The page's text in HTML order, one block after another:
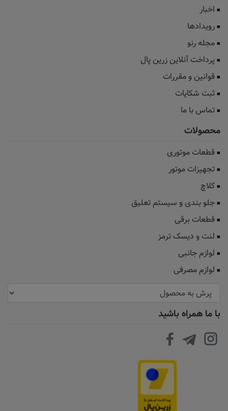
اخبار
رویدادها
مجله رنو
پرداخت آنلاین زرین پال
قوانین و مقررات
ثبت شکایات
تماس با ما
محصولات
قطعات موتوری
تجهیزات موتور
کلاچ
جلو بندی و سیستم تعلیق
قطعات برقی
لنت و دیسک ترمز
لوازم جانبی
لوازم مصرفی
با ما همراه باشید